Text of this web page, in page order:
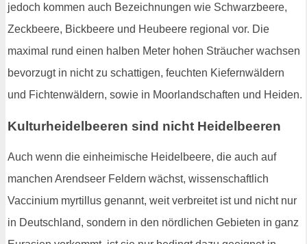
jedoch kommen auch Bezeichnungen wie Schwarzbeere,
Zeckbeere, Bickbeere und Heubeere regional vor. Die
maximal rund einen halben Meter hohen Sträucher wachsen
bevorzugt in nicht zu schattigen, feuchten Kiefernwäldern
und Fichtenwäldern, sowie in Moorlandschaften und Heiden.
Kulturheidelbeeren sind nicht Heidelbeeren
Auch wenn die einheimische Heidelbeere, die auch auf
manchen Arendseer Feldern wächst, wissenschaftlich
Vaccinium myrtillus genannt, weit verbreitet ist und nicht nur
in Deutschland, sondern in den nördlichen Gebieten in ganz